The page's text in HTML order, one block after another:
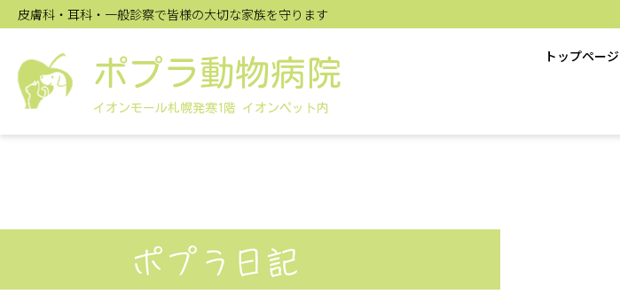
皮膚科・耳科・一般診察で皆様の大切な家族を守ります
ポプラ動物病院
イオンモール札幌発寒1階 イオンペット内
トップページ
ポプラ日記